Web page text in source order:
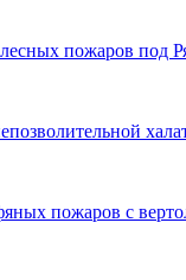
пожаров под
пожаров с